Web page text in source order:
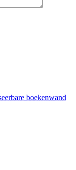
boekenwand